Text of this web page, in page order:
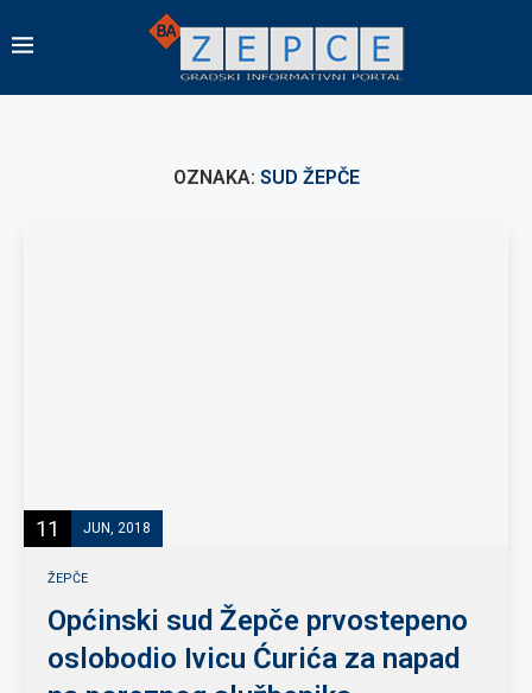
OZNAKA: SUD ŽEPČE
11 JUN, 2018
ŽEPČE
Općinski sud Žepče prvostepeno
oslobodio Ivicu Ćurića za napad